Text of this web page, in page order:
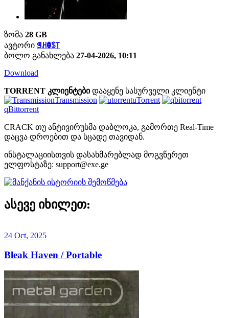
ზომა 28 GB
ავტორი ꁅꃅꂦꌗ꓄
ბოლო განახლება 27-04-2026, 10:11
Download
TORRENT კლიენტები დააყენე სასურველი კლიენტი
Transmission
uTorrent
qBittorrent
CRACK თუ ანტივირუსმა დაბლოკა, გამორთე Real-Time
დაცვა დროებით და სცადე თავიდან.
ინსტალაციისთვის დასახმარებლად მოგვწერეთ
ელფოსტაზე: support@exe.ge
ასევე იხილეთ:
24 Oct, 2025
Bleak Haven / Portable